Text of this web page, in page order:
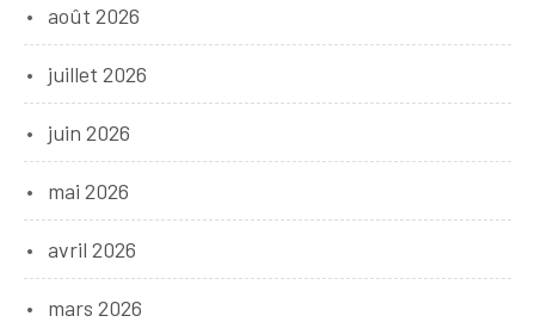
août 2026
juillet 2026
juin 2026
mai 2026
avril 2026
mars 2026